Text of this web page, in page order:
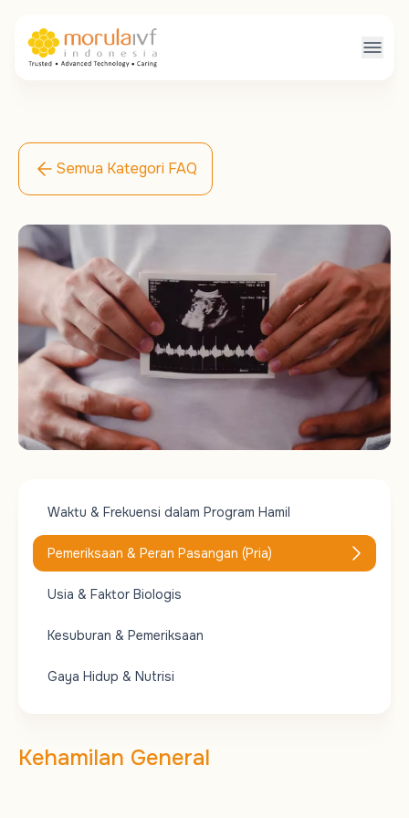
Semua Kategori FAQ
Waktu & Frekuensi dalam Program Hamil
Pemeriksaan & Peran Pasangan (Pria)
Usia & Faktor Biologis
Kesuburan & Pemeriksaan
Gaya Hidup & Nutrisi
Kehamilan General